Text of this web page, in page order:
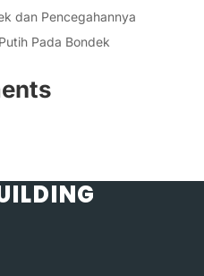
dan Pencegahannya
Pada Bondek